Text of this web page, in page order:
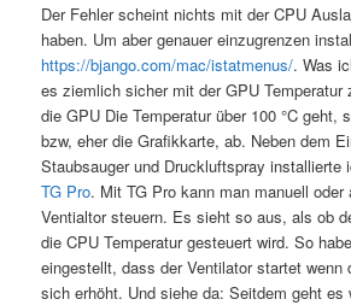
Der Fehler scheint nichts mit der CPU
haben. Um aber genauer einzugrenzen
https://bjango.com/mac/istatmenus/. Was
es ziemlich sicher mit der GPU Temperatur
die GPU Die Temperatur über 100 °C geht,
bzw, eher die Grafikkarte, ab. Neben dem
Staubsauger und Druckluftspray installierte
TG Pro. Mit TG Pro kann man manuell
Ventialtor steuern. Es sieht so aus, als ob
die CPU Temperatur gesteuert wird. So
eingestellt, dass der Ventilator startet wenn
sich erhöht. Und siehe da: Seitdem geht es